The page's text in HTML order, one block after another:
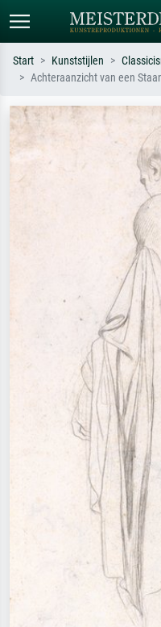
Zoek op kunstenaar, titel of stijl –
Monet, Sterrennacht,
Hokusai-golf, naakt.
Start Kunststijlen
Achteraanzicht van een